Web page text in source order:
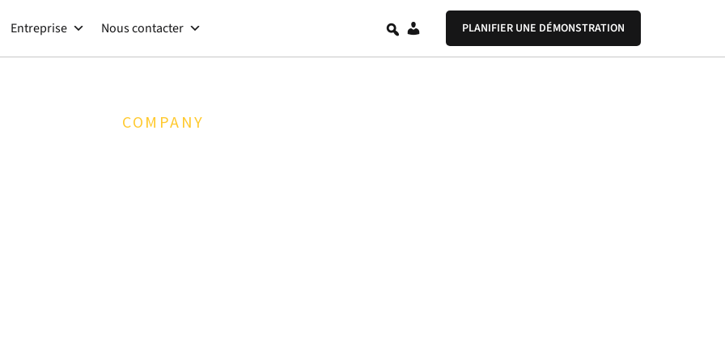
Entreprise Nous contacter PLANIFIER UNE DÉMONSTRATION
COMPANY